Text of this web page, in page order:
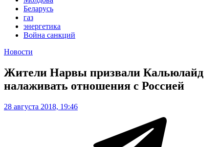
Беларусь
газ
энергетика
Война санкций
Новости
Жители Нарвы призвали Кальюлайд
налаживать отношения с Россией
28 августа 2018, 19:46